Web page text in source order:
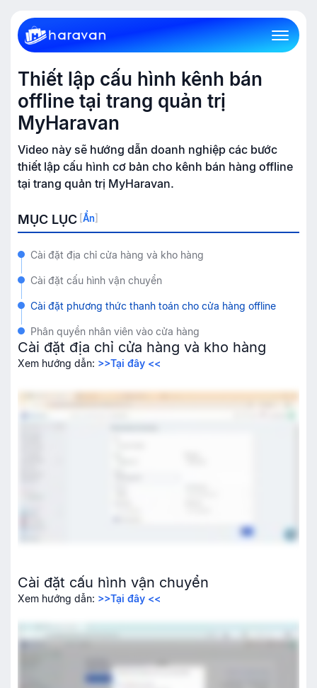
Thiết lập cấu hình kênh bán
offline tại trang quản trị
MyHaravan
Video này sẽ hướng dẫn doanh nghiệp các bước
thiết lập cấu hình cơ bản cho kênh bán hàng offline
tại trang quản trị MyHaravan.
MỤC LỤC Ẩn
Cài đặt địa chỉ cửa hàng và kho hàng
Cài đặt cấu hình vận chuyển
Cài đặt phương thức thanh toán cho cửa hàng offline
Phân quyền nhân viên vào cửa hàng
Cài đặt địa chỉ cửa hàng và kho hàng
Xem hướng dẫn: >>Tại đây <<
Cài đặt cấu hình vận chuyển
Xem hướng dẫn: >>Tại đây <<